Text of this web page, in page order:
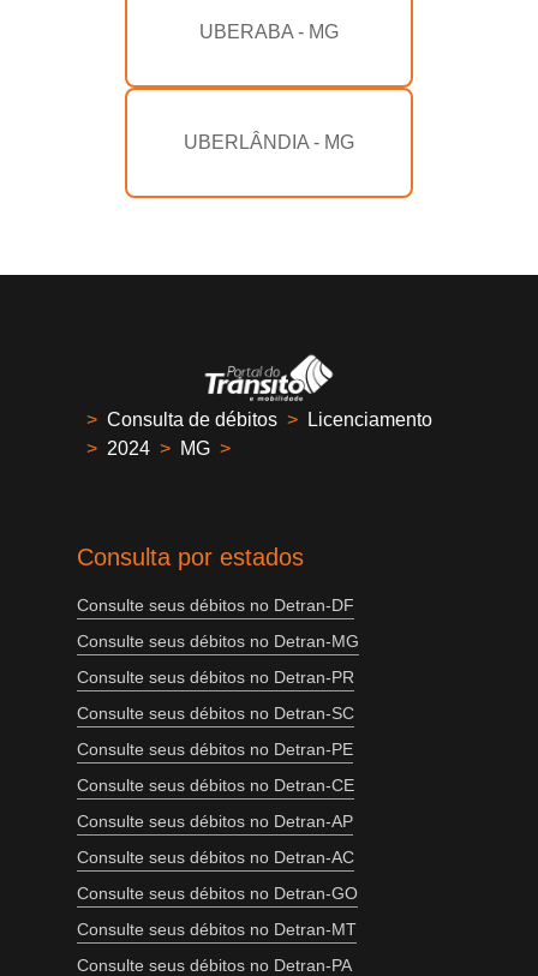
UBERABA - MG
UBERLÂNDIA - MG
> Consulta de débitos >
Licenciamento
> 2024 > MG >
Consulta por estados
Consulte seus débitos no Detran-DF
Consulte seus débitos no Detran-MG
Consulte seus débitos no Detran-PR
Consulte seus débitos no Detran-SC
Consulte seus débitos no Detran-PE
Consulte seus débitos no Detran-CE
Consulte seus débitos no Detran-AP
Consulte seus débitos no Detran-AC
Consulte seus débitos no Detran-GO
Consulte seus débitos no Detran-MT
Consulte seus débitos no Detran-PA